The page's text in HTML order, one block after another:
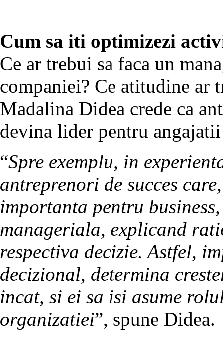
Cum sa iti optimizezi
Ce ar trebui sa faca un
companiei? Ce atitudine ar
Madalina Didea crede ca
devina lider pentru
“Spre exemplu, in
antreprenori de succes
importanta pentru
manageriala, explicand
respectiva decizie. Astfel,
decizional, determina
incat, si ei sa isi asume
organizatiei”, spune Didea.